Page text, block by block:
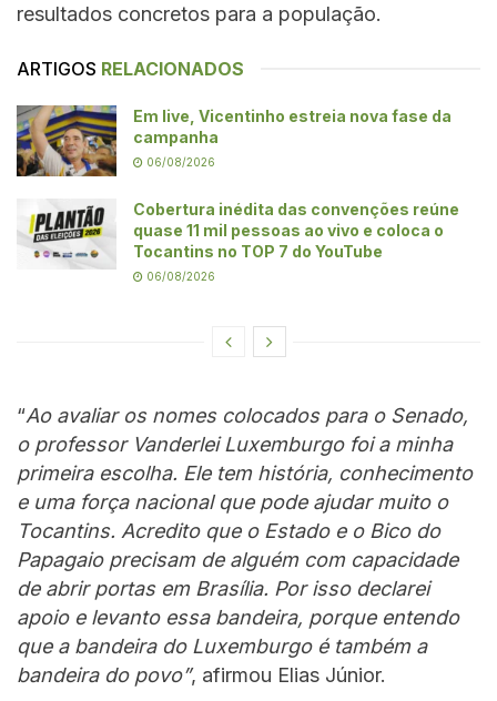
resultados concretos para a população.
ARTIGOS RELACIONADOS
Em live, Vicentinho estreia nova fase da
campanha
06/08/2026
Cobertura inédita das convenções reúne
quase 11 mil pessoas ao vivo e coloca o
Tocantins no TOP 7 do YouTube
06/08/2026
“Ao avaliar os nomes colocados para o Senado,
o professor Vanderlei Luxemburgo foi a minha
primeira escolha. Ele tem história, conhecimento
e uma força nacional que pode ajudar muito o
Tocantins. Acredito que o Estado e o Bico do
Papagaio precisam de alguém com capacidade
de abrir portas em Brasília. Por isso declarei
apoio e levanto essa bandeira, porque entendo
que a bandeira do Luxemburgo é também a
bandeira do povo”, afirmou Elias Júnior.